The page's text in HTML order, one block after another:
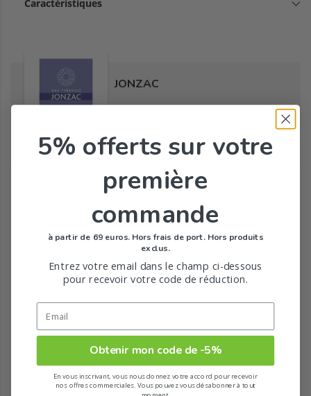
Caractéristiques
JONZAC
5% offerts sur votre
première
commande
à partir de 69 euros. Hors frais de port. Hors produits
exclus.
Entrez votre email dans le champ ci-dessous
pour recevoir votre code de réduction.
Obtenir mon code de -5%
En vous inscrivant, vous nous donnez votre accord pour recevoir
nos offres commerciales. Vous pouvez vous désabonner à tout